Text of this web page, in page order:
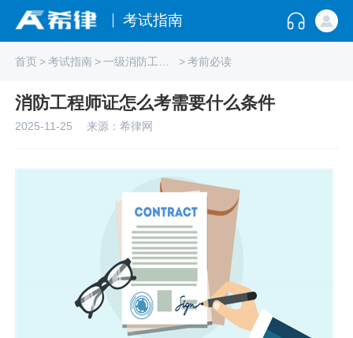
考试指南
首页>考试指南> > 考前必读
消防工程师证怎么考需要什么条件
2025-11-25 来源：希律网